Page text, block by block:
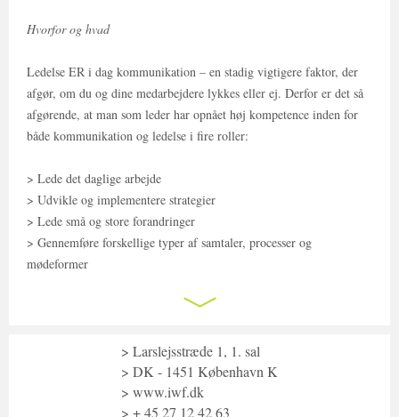
Hvorfor og hvad
Ledelse ER i dag kommunikation – en stadig vigtigere faktor, der
afgør, om du og dine medarbejdere lykkes eller ej. Derfor er det så
afgørende, at man som leder har opnået høj kompetence inden for
både kommunikation og ledelse i fire roller:
Lede det daglige arbejde
Udvikle og implementere strategier
Lede små og store forandringer
Gennemføre forskellige typer af samtaler, processer og
mødeformer
”indre” historier, der i høj grad påvirker lederstil og evnen til at
Vejen til bedre kommunikation begynder med at blive bevidst om
ens kommunikationsvaner og lederstil. Det hænger tæt sammen med
den person man er og løbende bliver. Det kræver parathed og mod
Larslejsstræde 1, 1. sal
DK - 1451 København K
www.iwf.dk
+ 45 27 12 42 63